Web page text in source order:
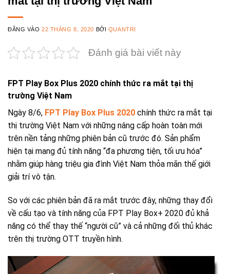
ĐĂNG VÀO22 THÁNG 8, 2020 BỞI QUANTRI
Đánh giá bài viết này
FPT Play Box Plus 2020 chính thức ra mắt tại thị
trường Việt Nam
Ngày 8/6, FPT Play Box Plus 2020 chính thức ra mắt tại
thị trường Việt Nam với những nâng cấp hoàn toàn mới
trên nền tảng những phiên bản cũ trước đó. Sản phẩm
hiện tại mang đủ tính năng “đa phương tiện, tối ưu hóa”
nhằm giúp hàng triệu gia đình Việt Nam thỏa mãn thế giới
giải trí vô tận.
So với các phiên bản đã ra mắt trước đây, những thay đổi
về cấu tạo và tính năng của FPT Play Box+ 2020 đủ khả
năng có thể thay thế “người cũ” và cả những đối thủ khác
trên thị trường OTT truyền hình.